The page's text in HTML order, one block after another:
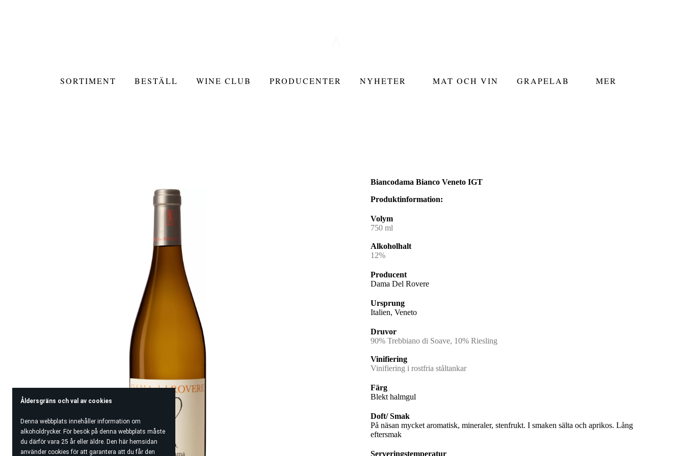
Åldersgräns och val av cookies
Denna webbplats innehåller information om
alkoholdrycker. För besök på denna webbplats måste
du därför vara 25 år eller äldre. Den här hemsidan
använder cookies för att garantera att du får den
SORTIMENT BESTÄLL WINE CLUB PRODUCENTER NYHETER MAT OCH VIN GRAPELAB MER
Biancodama Bianco Veneto IGT
Produktinformation:
Volym
750 ml
Alkoholhalt
12%
Producent
Dama Del Rovere
Ursprung
Italien, Veneto
Druvor
90% Trebbiano di Soave, 10% Riesling
Vinifiering
Vinifiering i rostfria ståltankar
Färg
Blekt halmgul
Doft/ Smak
På näsan mycket aromatisk, mineraler, stenfrukt. I smaken sälta och aprikos. Lång
eftersmak
Serveringstemperatur